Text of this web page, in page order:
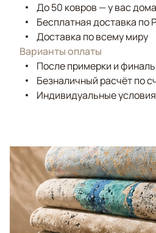
До 50 ковров — у вас
Бесплатная доставка по
Доставка по всему миру
Варианты оплаты
После примерки и
Безналичный расчёт по
Индивидуальные